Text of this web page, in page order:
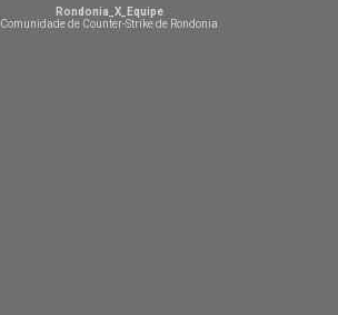
Rondonia_X_Equipe
Comunidade de Counter-Strike de Rondonia